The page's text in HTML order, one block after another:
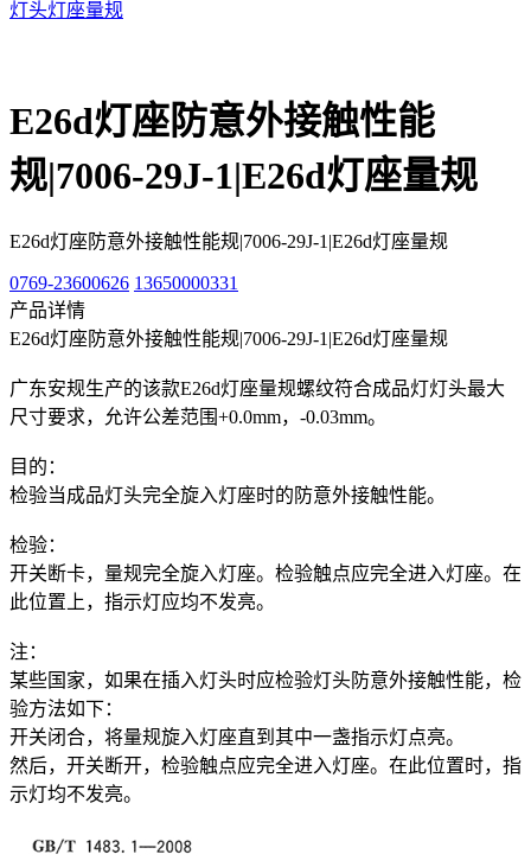
灯头灯座量规
E26d灯座防意外接触性能
规|7006-29J-1|E26d灯座量规
E26d灯座防意外接触性能规|7006-29J-1|E26d灯座量规
0769-23600626 13650000331
产品详情
E26d灯座防意外接触性能规|7006-29J-1|E26d灯座量规
广东安规生产的该款E26d灯座量规螺纹符合成品灯灯头最大
尺寸要求，允许公差范围+0.0mm，-0.03mm。
目的：
检验当成品灯头完全旋入灯座时的防意外接触性能。
检验：
开关断卡，量规完全旋入灯座。检验触点应完全进入灯座。在
此位置上，指示灯应均不发亮。
注：
某些国家，如果在插入灯头时应检验灯头防意外接触性能，检
验方法如下：
开关闭合，将量规旋入灯座直到其中一盏指示灯点亮。
然后，开关断开，检验触点应完全进入灯座。在此位置时，指
示灯均不发亮。